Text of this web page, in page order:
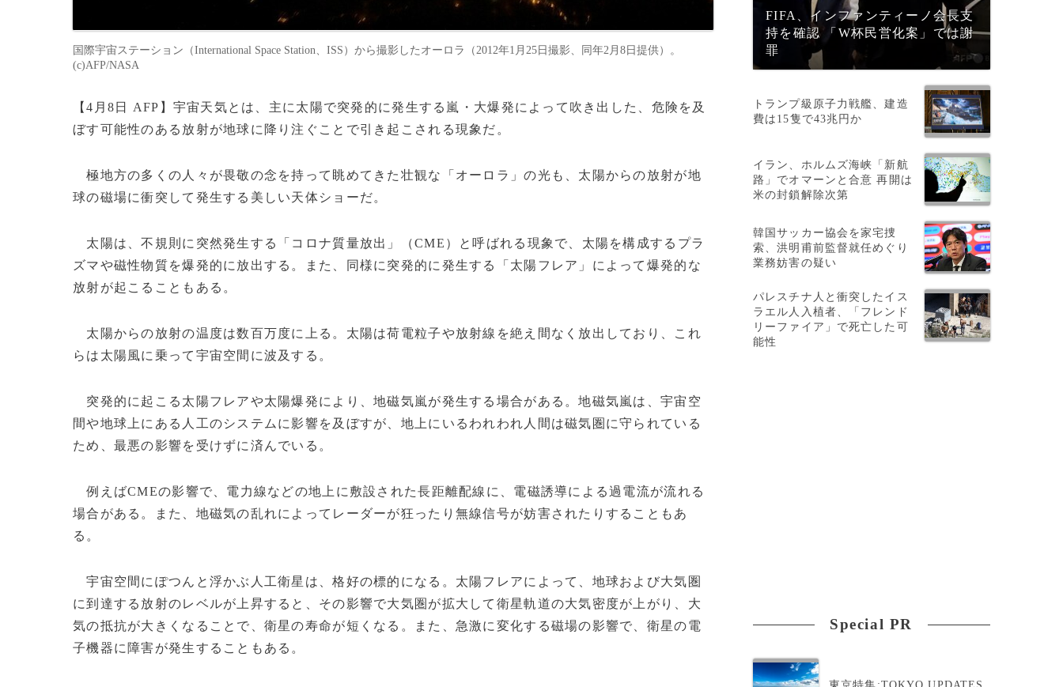
国際宇宙ステーション（International Space Station、ISS）から撮影したオーロラ（2012年1月25日撮影、同年2月8日提供）。
(c)AFP/NASA
【4月8日 AFP】宇宙天気とは、主に太陽で突発的に発生する嵐・大爆発によって吹き出した、危険を及
ぼす可能性のある放射が地球に降り注ぐことで引き起こされる現象だ。
極地方の多くの人々が畏敬の念を持って眺めてきた壮観な「オーロラ」の光も、太陽からの放射が地
球の磁場に衝突して発生する美しい天体ショーだ。
太陽は、不規則に突然発生する「コロナ質量放出」（CME）と呼ばれる現象で、太陽を構成するプラ
ズマや磁性物質を爆発的に放出する。また、同様に突発的に発生する「太陽フレア」によって爆発的な
放射が起こることもある。
太陽からの放射の温度は数百万度に上る。太陽は荷電粒子や放射線を絶え間なく放出しており、これ
らは太陽風に乗って宇宙空間に波及する。
突発的に起こる太陽フレアや太陽爆発により、地磁気嵐が発生する場合がある。地磁気嵐は、宇宙空
間や地球上にある人工のシステムに影響を及ぼすが、地上にいるわれわれ人間は磁気圏に守られている
ため、最悪の影響を受けずに済んでいる。
例えばCMEの影響で、電力線などの地上に敷設された長距離配線に、電磁誘導による過電流が流れる
場合がある。また、地磁気の乱れによってレーダーが狂ったり無線信号が妨害されたりすることもあ
る。
宇宙空間にぽつんと浮かぶ人工衛星は、格好の標的になる。太陽フレアによって、地球および大気圏
に到達する放射のレベルが上昇すると、その影響で大気圏が拡大して衛星軌道の大気密度が上がり、大
気の抵抗が大きくなることで、衛星の寿命が短くなる。また、急激に変化する磁場の影響で、衛星の電
子機器に障害が発生することもある。
FIFA、インファンティーノ会長支
持を確認 「W杯民営化案」では謝
罪
トランプ級原子力戦艦、建造
費は15隻で43兆円か
イラン、ホルムズ海峡「新航
路」でオマーンと合意 再開は
米の封鎖解除次第
韓国サッカー協会を家宅捜
索、洪明甫前監督就任めぐり
業務妨害の疑い
パレスチナ人と衝突したイス
ラエル人入植者、「フレンド
リーファイア」で死亡した可
能性
Special PR
東京特集:TOKYO UPDATES